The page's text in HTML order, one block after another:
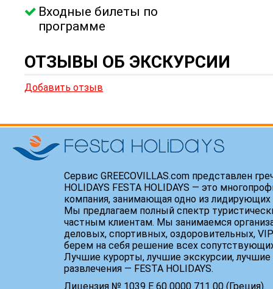
Входные билеты по
программе
ОТЗЫВЫ ОБ ЭКСКУРСИИ
Добавить отзыв
Сервис GREECOVILLAS.com представлен
HOLIDAYS FESTA HOLIDAYS — это
компания, занимающая одно из
Мы предлагаем полный спектр
частным клиентам. Мы занимаемся
деловых, спортивных, оздоровительных,
берем на себя решение всех
Лучшие курорты, лучшие экскурсии, лучшие
развлечения — FESTA HOLIDAYS.
Лицензия № 1039 Е 60 0000 711 00 (Греция).